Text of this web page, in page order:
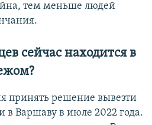
тем меньше людей
сейчас находится в
принять решение вывезти
Варшаву в июле 2022 года.